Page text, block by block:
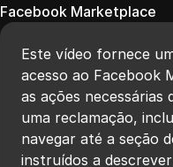
Facebook Marketplace
Este vídeo fornece
acesso ao Facebook
as ações necessárias
uma reclamação,
navegar até a seção
instruídos a